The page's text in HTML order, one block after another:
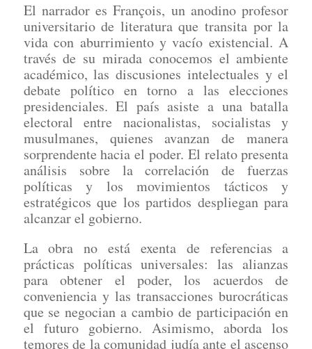
El narrador es François, un anodino profesor
universitario de literatura que transita por la
vida con aburrimiento y vacío existencial. A
través de su mirada conocemos el ambiente
académico, las discusiones intelectuales y el
debate político en torno a las elecciones
presidenciales. El país asiste a una batalla
electoral entre nacionalistas, socialistas y
musulmanes, quienes avanzan de manera
sorprendente hacia el poder. El relato presenta
análisis sobre la correlación de fuerzas
políticas y los movimientos tácticos y
estratégicos que los partidos despliegan para
alcanzar el gobierno.
La obra no está exenta de referencias a
prácticas políticas universales: las alianzas
para obtener el poder, los acuerdos de
conveniencia y las transacciones burocráticas
que se negocian a cambio de participación en
el futuro gobierno. Asimismo, aborda los
temores de la comunidad judía ante el ascenso